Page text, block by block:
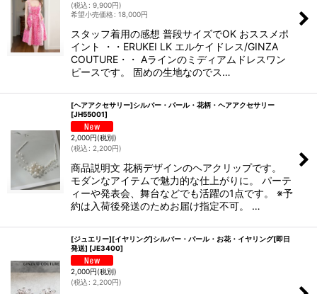
(税込: 9,900円)
希望小売価格: 18,000円
スタッフ着用の感想 普段サイズでOK おススメポ
イント ・・ERUKEI LK エルケイドレス/GINZA
COUTURE・・ Aラインのミディアムドレスワン
ピースです。 固めの生地なのでス…
[ヘアアクセサリー]シルバー・パール・花柄・ヘアアクセサリー
[JH55001]
2,000円(税別)
(税込 : 2,200円)
商品説明文 花柄デザインのヘアクリップです。
モダンなアイテムで魅力的な仕上がりに。 パーテ
ィーや発表会、舞台などでも活躍の1点です。 ※予
約は入荷後発送のためお届け指定不可。 …
[ジュエリー][イヤリング]シルバー・パール・お花・イヤリング[即日
発送] [JE3400]
2,000円(税別)
(税込 : 2,200円)